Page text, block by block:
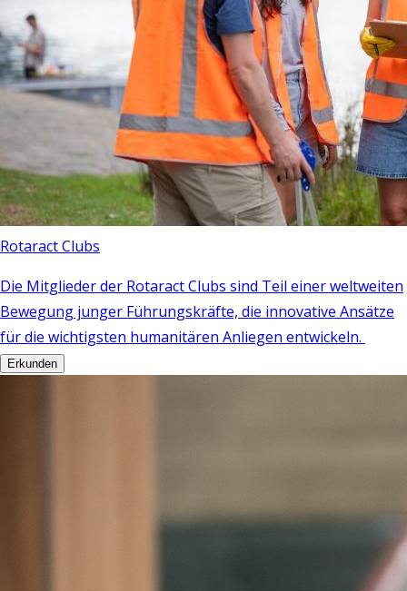
Rotaract Clubs
Die Mitglieder der Rotaract Clubs sind Teil einer weltweiten
Bewegung junger Führungskräfte, die innovative Ansätze
für die wichtigsten humanitären Anliegen entwickeln.
Erkunden